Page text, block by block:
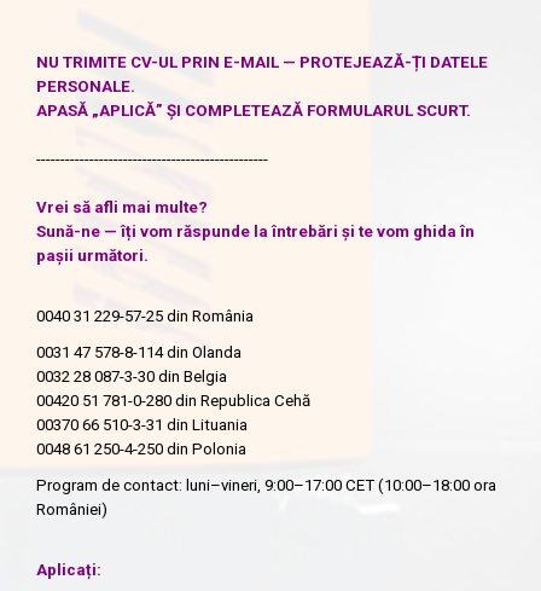
NU TRIMITE CV-UL PRIN E-MAIL — PROTEJEAZĂ-ȚI DATELE
PERSONALE.
APASĂ „APLICĂ” ȘI COMPLETEAZĂ FORMULARUL SCURT.
------------------------------------------------
Vrei să afli mai multe?
Sună-ne — îți vom răspunde la întrebări și te vom ghida în
pașii următori.
0040 31 229-57-25 din România
0031 47 578-8-114din Olanda
0032 28 087-3-30 din Belgia
00420 51 781-0-280 din Republica Cehă
00370 66 510-3-31 din Lituania
0048 61 250-4-250 din Polonia
Program de contact: luni–vineri, 9:00–17:00 CET (10:00–18:00 ora
României)
Aplicați: